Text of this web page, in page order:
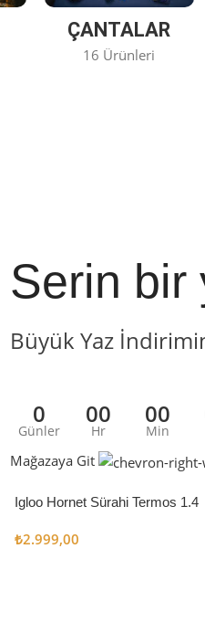
ÇANTALAR
16 Ürünleri
Serin bir
Büyük Yaz
0
Günler
00
Hr
00
Min
Mağazaya Git
Igloo Hornet Sürahi Termos 1.4
₺2.999,00